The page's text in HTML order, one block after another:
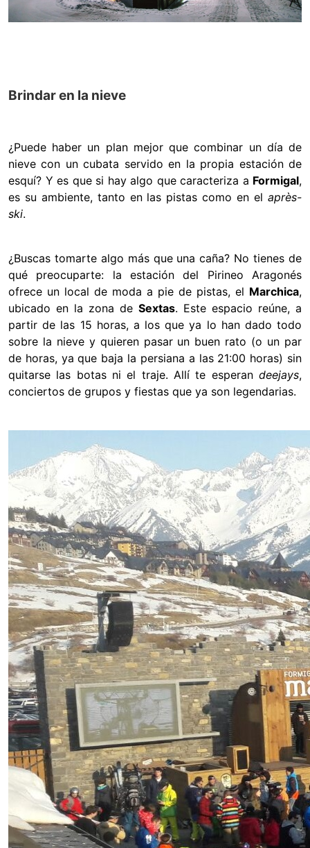
Brindar en la nieve
¿Puede haber un plan mejor que combinar un día de
nieve con un cubata servido en la propia estación de
esquí? Y es que si hay algo que caracteriza a Formigal,
es su ambiente, tanto en las pistas como en el après-
ski.
¿Buscas tomarte algo más que una caña? No tienes de
qué preocuparte: la estación del Pirineo Aragonés
ofrece un local de moda a pie de pistas, el Marchica,
ubicado en la zona de Sextas. Este espacio reúne, a
partir de las 15 horas, a los que ya lo han dado todo
sobre la nieve y quieren pasar un buen rato (o un par
de horas, ya que baja la persiana a las 21:00 horas) sin
quitarse las botas ni el traje. Allí te esperan deejays,
conciertos de grupos y fiestas que ya son legendarias.